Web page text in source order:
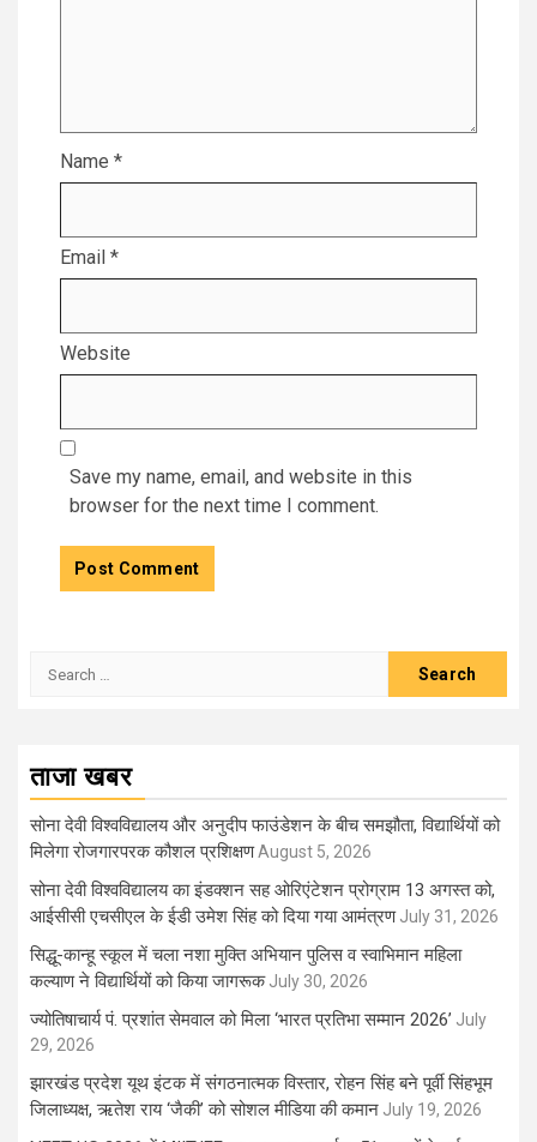
Name *
Email *
Website
Save my name, email, and website in this
browser for the next time I comment.
Search
ताजा खबर
सोना देवी विश्वविद्यालय और अनुदीप फाउंडेशन के बीच समझौता, विद्यार्थियों को
मिलेगा रोजगारपरक कौशल प्रशिक्षणAugust 5, 2026
सोना देवी विश्वविद्यालय का इंडक्शन सह ओरिएंटेशन प्रोग्राम 13 अगस्त को,
आईसीसी एचसीएल के ईडी उमेश सिंह को दिया गया आमंत्रण July 31, 2026
सिद्धू-कान्हू स्कूल में चला नशा मुक्ति अभियान पुलिस व स्वाभिमान महिला
कल्याण ने विद्यार्थियों को किया जागरूक July 30, 2026
ज्योतिषाचार्य पं. प्रशांत सेमवाल को मिला ‘भारत प्रतिभा सम्मान 2026’ July
29, 2026
झारखंड प्रदेश यूथ इंटक में संगठनात्मक विस्तार, रोहन सिंह बने पूर्वी सिंहभूम
जिलाध्यक्ष, ऋतेश राय ‘जैकी’ को सोशल मीडिया की कमान July 19, 2026